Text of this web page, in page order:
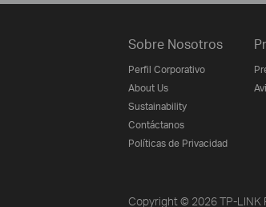
Sobre Nosotros
Perfil Corporativo
About Us
Sustainability
Contáctanos
Políticas de Privacidad
Copyright © 2026 TP-LINK